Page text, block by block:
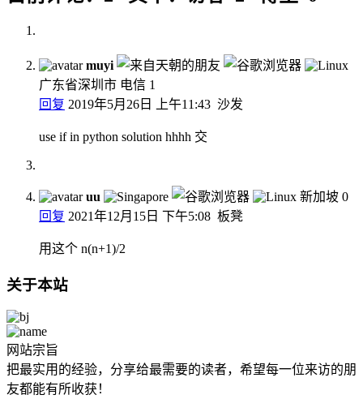
muyi
广东省深圳市 电信 1
回复 2019年5月26日 上午11:43 沙发
use if in python solution hhhh 交
uu 新加坡 0
回复 2021年12月15日 下午5:08 板凳
用这个 n(n+1)/2
关于本站
网站宗旨
把最实用的经验，分享给最需要的读者，希望每一位来访的朋
友都能有所收获！